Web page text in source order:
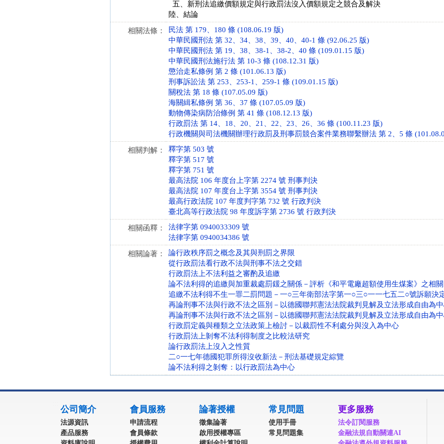
五、新刑法追繳價額規定與行政罰法沒入價額規定之競合及解決
陸、結論
相關法條：
民法 第 179、180 條 (108.06.19 版)
中華民國刑法 第 32、34、38、39、40、40-1 條 (92.06.25 版)
中華民國刑法 第 19、38、38-1、38-2、40 條 (109.01.15 版)
中華民國刑法施行法 第 10-3 條 (108.12.31 版)
懲治走私條例 第 2 條 (101.06.13 版)
刑事訴訟法 第 253、253-1、259-1 條 (109.01.15 版)
關稅法 第 18 條 (107.05.09 版)
海關緝私條例 第 36、37 條 (107.05.09 版)
動物傳染病防治條例 第 41 條 (108.12.13 版)
行政罰法 第 14、18、20、21、22、23、26、36 條 (100.11.23 版)
行政機關與司法機關辦理行政罰及刑事罰競合案件業務聯繫辦法 第 2、5 條
相關判解：
釋字第 503 號
釋字第 517 號
釋字第 751 號
最高法院 106 年度台上字第 2274 號 刑事判決
最高法院 107 年度台上字第 3554 號 刑事判決
最高行政法院 107 年度判字第 732 號 行政判決
臺北高等行政法院 98 年度訴字第 2736 號 行政判決
相關函釋：
法律字第 0940033309 號
法律字第 0940034386 號
相關論著：
論行政秩序罰之概念及其與刑罰之界限
從行政罰法看行政不法與刑事不法之交錯
行政罰法上不法利益之審酌及追繳
論不法利得的追繳與加重裁處罰鍰之關係－評析《和平電廠超額使用生煤案》之相
追繳不法利得不生一罪二罰問題－一○三年衛部法字第一○三○一一七五二○號訴願決
再論刑事不法與行政不法之區別－以德國聯邦憲法法院裁判見解及立法形成自由為
再論刑事不法與行政不法之區別－以德國聯邦憲法法院裁判見解及立法形成自由為
行政罰定義與種類之立法政策上檢討－以裁罰性不利處分與沒入為中心
行政罰法上剝奪不法利得制度之比較法研究
論行政罰法上沒入之性質
二○一七年德國犯罪所得沒收新法－刑法基礎規定綜覽
論不法利得之剝奪：以行政罰法為中心
公司簡介
法源資訊
產品服務
會員服務
申請流程
會員條款
論著授權
徵集論著
啟用授權專區
常見問題
使用手冊
常見問題集
更多服務
法令訂閱服務
金融法規自動關連AI